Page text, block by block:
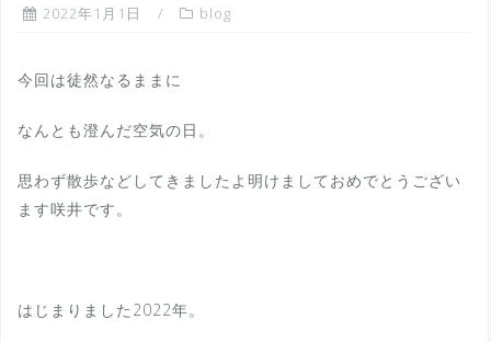
2022年1月1日 blog
今回は徒然なるままに
なんとも澄んだ空気の日。
思わず散歩などしてきましたよ明けましておめでとうござい
ます咲井です。
はじまりました2022年。